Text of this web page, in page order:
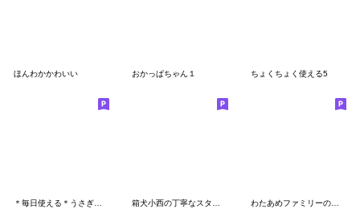
ほんわかかわいい おかっぱちゃん１ ちょくちょく使える5
わたあめファミリーの日常